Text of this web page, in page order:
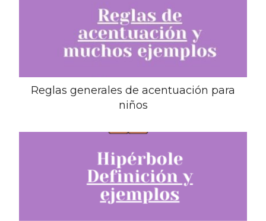
Reglas generales de acentuación para
niños